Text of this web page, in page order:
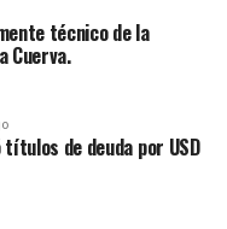
técnico de la
Cuerva.
títulos de deuda por USD